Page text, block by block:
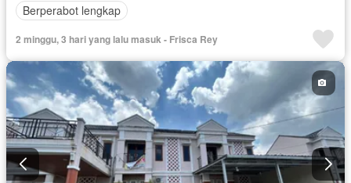
Berperabot lengkap
2 minggu, 3 hari yang lalu masuk - Frisca Rey